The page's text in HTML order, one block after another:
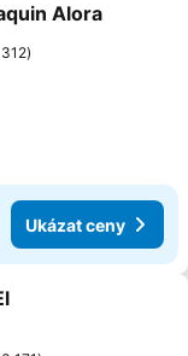
oblíbených
Alora
312
Ukázat ceny
oblíbených